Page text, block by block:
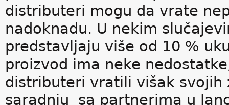
distributeri mogu da vrate
nadoknadu. U nekim
predstavljaju više od 10 %
proizvod ima neke
distributeri vratili višak svojih
saradnju sa partnerima u